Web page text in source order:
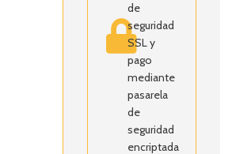
de
seguridad
SSL y
pago
mediante
pasarela
de
seguridad
encriptada